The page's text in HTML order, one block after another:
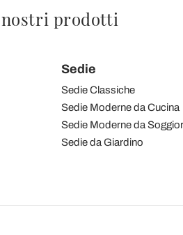
prodotti
Sedie
Sedie Classiche
Sedie Moderne da Cucina
Sedie Moderne da
Sedie da Giardino